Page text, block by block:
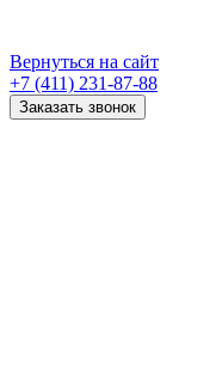
Вернуться на сайт
+7 (411) 231-87-88
Заказать звонок